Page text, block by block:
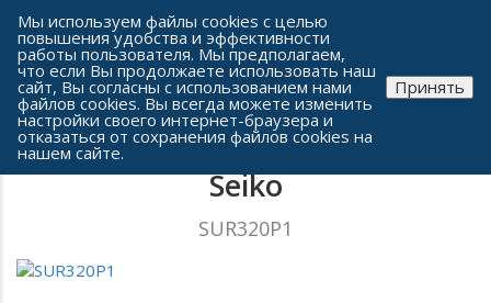
Сеть часовых салонов г. Челябинска
Женские часы
Seiko
SUR320P1
Мы используем файлы cookies с целью
повышения удобства и эффективности
работы пользователя. Мы предполагаем,
что если Вы продолжаете использовать наш
сайт, Вы согласны с использованием нами
файлов cookies. Вы всегда можете изменить
настройки своего интернет-браузера и
отказаться от сохранения файлов cookies на
нашем сайте.
Принять